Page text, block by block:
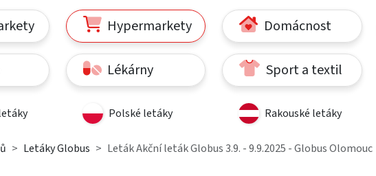
Hypermarkety Domácnost
Lékárny Sport a textil
Polské letáky Rakouské letáky
Letáky Globus Leták Akční leták Globus 3.9. - 9.9.2025 - Globus Olomouc